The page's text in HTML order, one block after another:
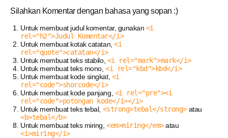
Silahkan Komentar dengan bahasa yang sopan :)
Untuk membuat judul komentar, gunakan <i
rel="h2">Judul Komentar</i>
Untuk membuat kotak catatan,<i
rel="quote">catatan</i>
Untuk membuat teks stabilo, <i rel="mark">mark</i>
Untuk membuat teks mono, <i rel="kbd">kbd</i>
Untuk membuat kode singkat, <i
rel="code">shorcode</i>
Untuk membuat kode panjang, <i rel="pre"><i
rel="code">potongan kode</i></i>
Untuk membuat teks tebal, <strong>tebal</strong>atau
<b>tebal</b>
Untuk membuat teks miring,<em>miring</em>atau
<i>miring</i>